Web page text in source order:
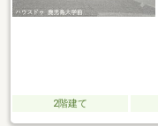
2階建て